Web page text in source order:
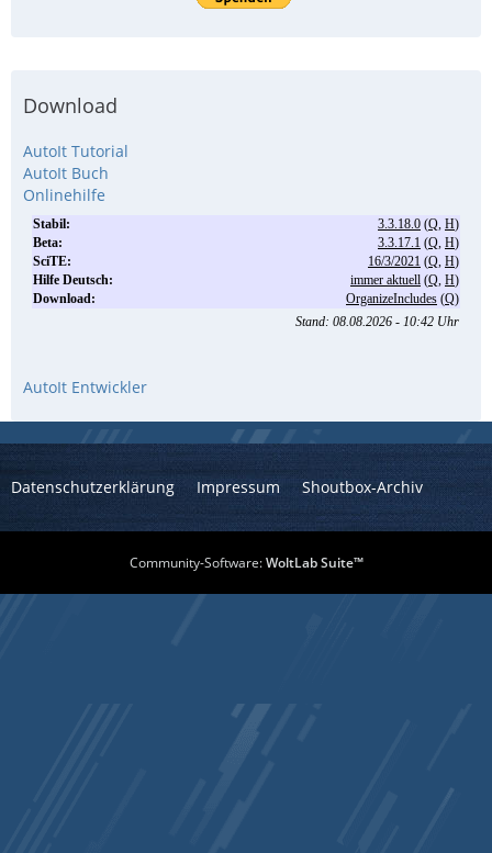
Download
AutoIt Tutorial
AutoIt Buch
Onlinehilfe
AutoIt Entwickler
Datenschutzerklärung Impressum Shoutbox-Archiv
Community-Software:WoltLab Suite™